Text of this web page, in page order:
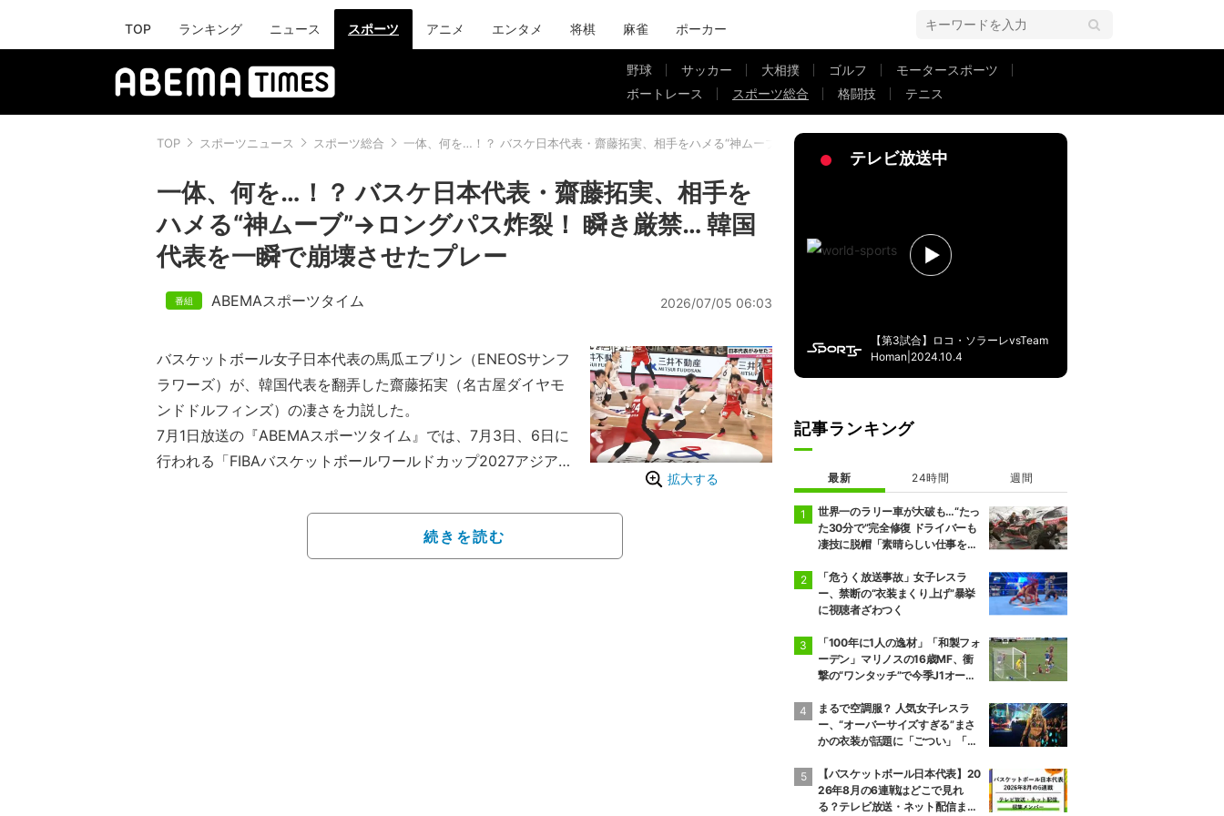
TOP ランキング ニュース スポーツ アニメ エンタメ 将棋 麻雀 ポーカー
野球 サッカー 大相撲 ゴルフ
モータースポーツ
ボートレース
スポーツ総合 格闘技 テニス
TOP スポーツニュース スポーツ総合 一体、何を…！？ バスケ日本代表・齋藤拓実、相手をハメる“神ムーブ”→ロングパス炸裂！ 瞬き厳禁… 韓国代表を一瞬で崩壊させたプレー
一体、何を…！？ バスケ日本代表・齋藤拓実、相手を
ハメる“神ムーブ”→ロングパス炸裂！ 瞬き厳禁… 韓国
代表を一瞬で崩壊させたプレー
ABEMAスポーツタイム 2026/07/05 06:03
拡大する
バスケットボール女子日本代表の馬瓜エブリン（ENEOSサンフ
ラワーズ）が、韓国代表を翻弄した齋藤拓実（名古屋ダイヤモ
ンドドルフィンズ）の凄さを力説した。
7月1日放送の『ABEMAスポーツタイム』では、7月3日、6日に
行われる「FIBAバスケットボールワールドカップ2027アジア
パープレーが紹介された。
取り上げられたのは、2026年3月1日に行われたWindow2の韓
国戦。68ー67の接戦で迎えた第4クォーター残り2分16秒の場
続きを読む
テレビ放送中
【第3試合】ロコ・ソラーレvsTeam
Homan|2024.10.4
記事ランキング
最新 24時間 週間
世界一のラリー車が大破も…“たっ
た30分で”完全修復 ドライバーも
凄技に脱帽「素晴らしい仕事をし
「危うく放送事故」女子レスラ
ー、禁断の“衣装まくり上げ”暴挙
に視聴者ざわつく
「100年に1人の逸材」「和製フォ
ーデン」マリノスの16歳MF、衝
撃の“ワンタッチ”で今季J1オープ
戦初ゴールに「歴史を作りよっ
た」
まるで空調服？ 人気女子レスラ
ー、“オーバーサイズすぎる”まさ
かの衣装が話題に「ごつい」「肩
【バスケットボール日本代表】20
26年8月の6連戦はどこで見れ
る？テレビ放送・ネット配信まと